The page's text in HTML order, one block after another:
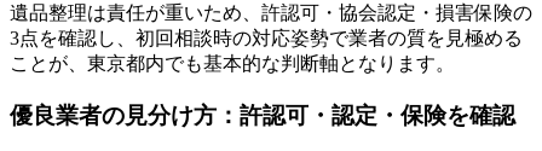
遺品整理は責任が重いため、許認可・協会認定・損害保険の
3点を確認し、初回相談時の対応姿勢で業者の質を見極める
ことが、東京都内でも基本的な判断軸となります。
優良業者の見分け方：許認可・認定・保険を確認